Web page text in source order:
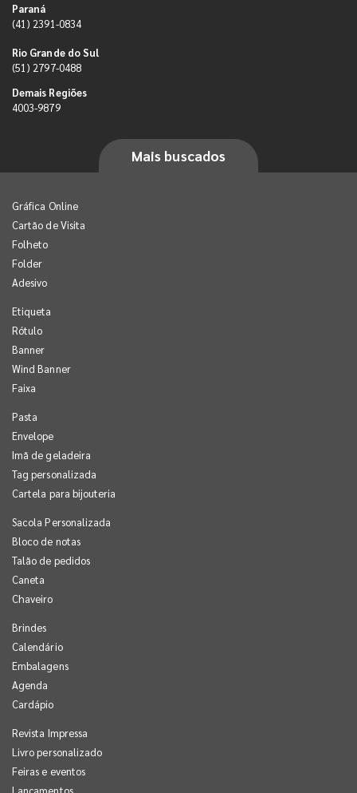
Paraná
(41) 2391-0834
Rio Grande do Sul
(51) 2797-0488
Demais Regiões
4003-9879
Mais buscados
Gráfica Online
Cartão de Visita
Folheto
Folder
Adesivo
Etiqueta
Rótulo
Banner
Wind Banner
Faixa
Pasta
Envelope
Imã de geladeira
Tag personalizada
Cartela para bijouteria
Sacola Personalizada
Bloco de notas
Talão de pedidos
Caneta
Chaveiro
Brindes
Calendário
Embalagens
Agenda
Cardápio
Revista Impressa
Livro personalizado
Feiras e eventos
Lançamentos